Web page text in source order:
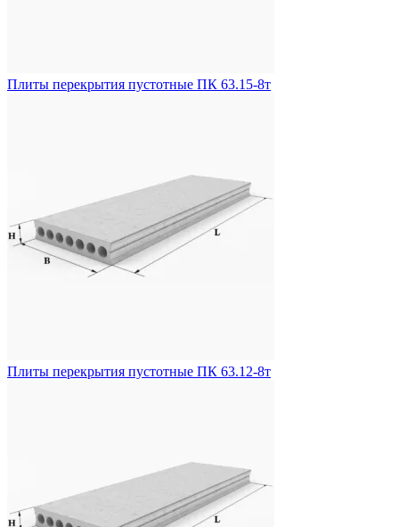
Плиты перекрытия пустотные ПК 63.15-8т
Плиты перекрытия пустотные ПК 63.12-8т